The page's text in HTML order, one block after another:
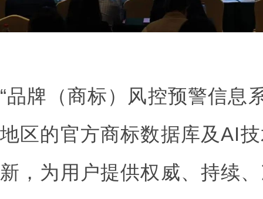
“品牌（商标）风控预警信息
地区的官方商标数据库及AI
新，为用户提供权威、持续